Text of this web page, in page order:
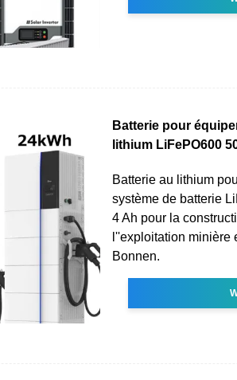
Batterie pour
lithium LiFePO600
Batterie au lithium
système de batterie
4 Ah pour la
l''exploitation minière
Bonnen.